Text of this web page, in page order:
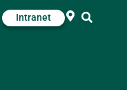
Intranet